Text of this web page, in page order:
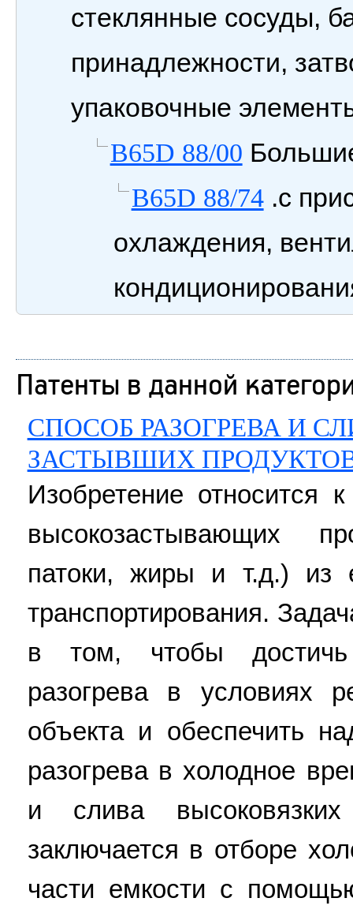
стеклянные сосуды,
принадлежности,
упаковочные
B65D 88/00
B65D 88/74.с
охлаждения,
Патенты в данной
СПОСОБ РАЗОГРЕВА И
ЗАСТЫВШИХ
Изобретение относится
высокозастывающих
патоки, жиры и т.д.) из
транспортирования.
в том, чтобы достичь
разогрева в условиях
объекта и обеспечить
разогрева в холодное
и слива
заключается в отборе
части емкости с